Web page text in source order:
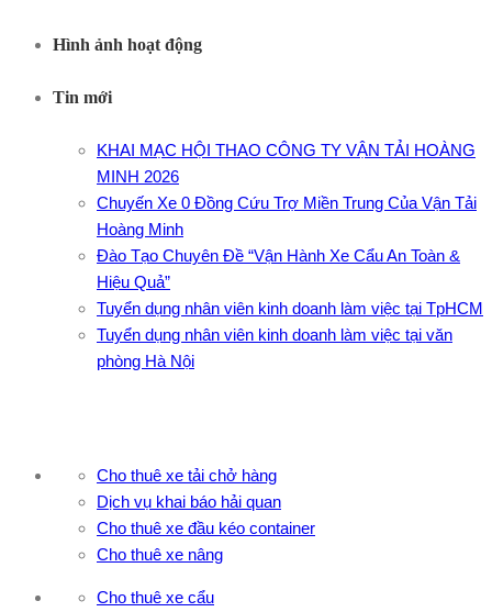
Hình ảnh hoạt động
Tin mới
KHAI MẠC HỘI THAO CÔNG TY VẬN TẢI HOÀNG
MINH 2026
Chuyến Xe 0 Đồng Cứu Trợ Miền Trung Của Vận Tải
Hoàng Minh
Đào Tạo Chuyên Đề “Vận Hành Xe Cẩu An Toàn &
Hiệu Quả”
Tuyển dụng nhân viên kinh doanh làm việc tại TpHCM
Tuyển dụng nhân viên kinh doanh làm việc tại văn
phòng Hà Nội
Cho thuê xe tải chở hàng
Dịch vụ khai báo hải quan
Cho thuê xe đầu kéo container
Cho thuê xe nâng
Cho thuê xe cẩu